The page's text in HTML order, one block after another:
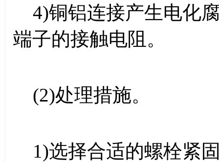
4)铜铝连接产生电化
端子的接触电阻。
(2)处理措施。
1)选择合适的螺栓紧